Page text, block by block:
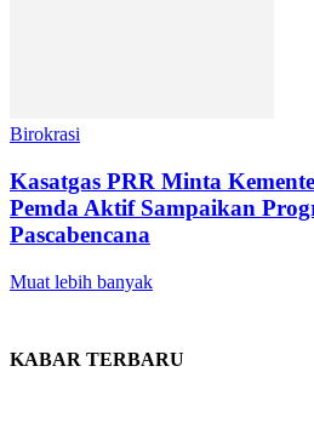
Birokrasi
Kasatgas PRR Minta
Pemda Aktif Sampaikan
Pascabencana
Muat lebih banyak
KABAR TERBARU